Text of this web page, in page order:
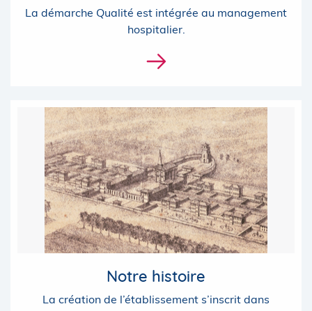
La démarche Qualité est intégrée au management
hospitalier.
Notre histoire
La création de l’établissement s’inscrit dans